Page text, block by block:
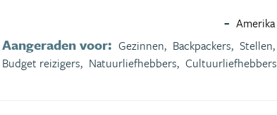
Amerika
Aangeraden voor: Gezinnen, Backpackers, Stellen,
Budget reizigers, Natuurliefhebbers, Cultuurliefhebbers